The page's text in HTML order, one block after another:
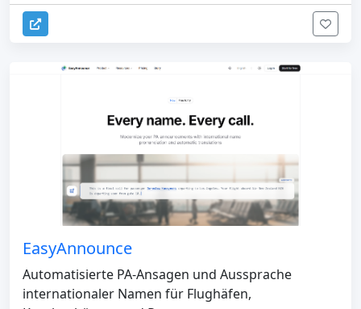
EasyAnnounce
Automatisierte PA-Ansagen und Aussprache
internationaler Namen für Flughäfen,